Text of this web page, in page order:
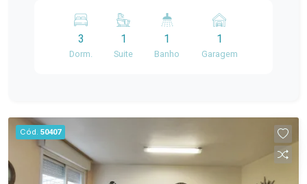
amplos, bem distribuídos e funcionais, o imóvel
oferece uma rotina mais prática para toda a
família, em uma das localizações mais
Receita Federal, o apartamento está inserido em
uma das regiões mais completas de Pelotas.
Além da excelente mobilidade, você terá fácil
acesso a supermercados, farmácias, bancos,
3
Dorm.
1
Suite
1
Banho
1
Garagem
Cód. 50407